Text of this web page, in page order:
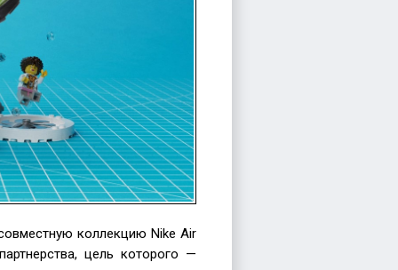
коллекцию Nike Air
цель которого —